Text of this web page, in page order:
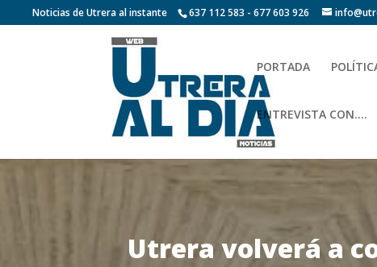
Noticias de Utrera al instante 637 112 583 - 677 603 926
PORTADA
ENTREVISTA CON….
Utrera volverá a